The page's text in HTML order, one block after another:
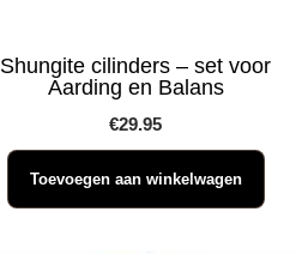
Shungite cilinders – set voor
Aarding en Balans
€29.95
Toevoegen aan winkelwagen